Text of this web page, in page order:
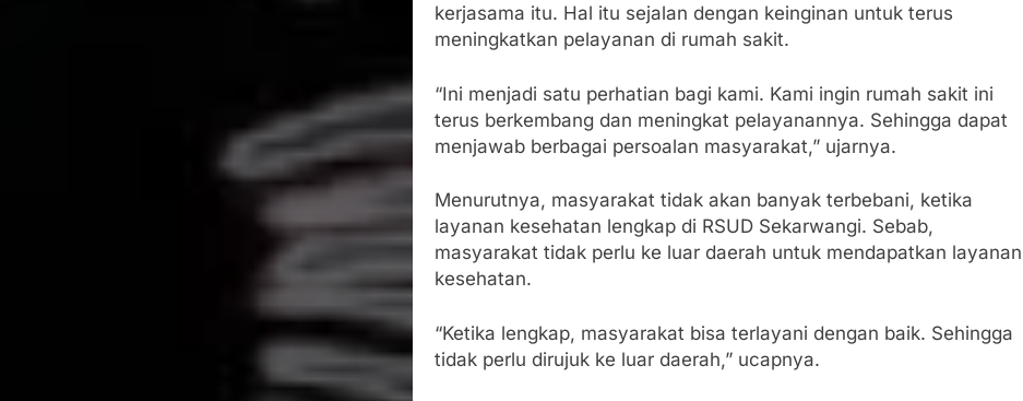
kerjasama itu. Hal itu sejalan dengan keinginan untuk terus
meningkatkan pelayanan di rumah sakit.
“Ini menjadi satu perhatian bagi kami. Kami ingin rumah sakit ini
terus berkembang dan meningkat pelayanannya. Sehingga dapat
menjawab berbagai persoalan masyarakat,” ujarnya.
Menurutnya, masyarakat tidak akan banyak terbebani, ketika
layanan kesehatan lengkap di RSUD Sekarwangi. Sebab,
masyarakat tidak perlu ke luar daerah untuk mendapatkan layanan
kesehatan.
“Ketika lengkap, masyarakat bisa terlayani dengan baik. Sehingga
tidak perlu dirujuk ke luar daerah,” ucapnya.